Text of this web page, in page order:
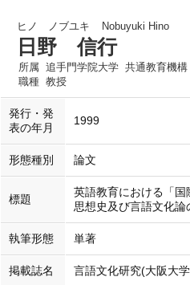
ヒノ ノブユキ Nobuyuki Hino
日野 信行
所属 追手門学院大学 共通教育機構
職種 教授
発行・発
表の年月
1999
形態種別 論文
標題
英語教育における「
思想史及び言語文化論
執筆形態 単著
掲載誌名 言語文化研究(大阪大学